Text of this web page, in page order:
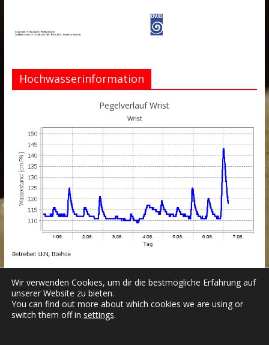
Hochwasserinformation
Pegelverlauf Wrist
Datenschutzerklärung
Wir verwenden Cookies, um dir die bestmögliche Erfahrung auf
unserer Website zu bieten.
You can find out more about which cookies we are using or
switch them off in settings.